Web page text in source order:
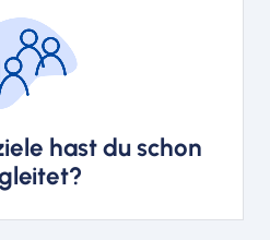
hast du schon
Adventszauber
begleitet